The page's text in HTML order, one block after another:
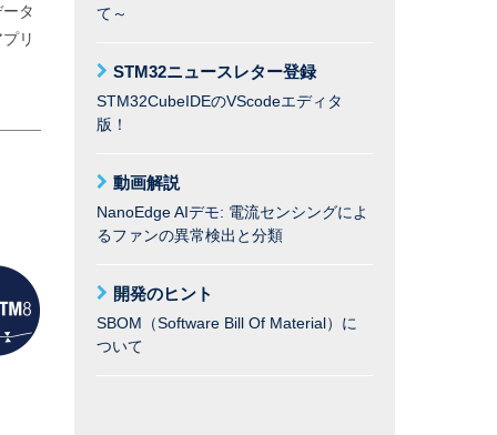
タ
リ
て～
STM32ニュースレター登録
STM32CubeIDEのVScodeエディタ
版！
動画解説
NanoEdge AIデモ: 電流センシングによ
るファンの異常検出と分類
開発のヒント
SBOM（Software Bill Of Material）に
ついて